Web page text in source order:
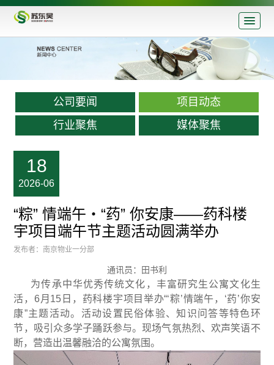
公司要闻
项目动态
行业聚焦
媒体聚焦
18
2026-06
“粽” 情端午・“药” 你安康——药科楼
宇项目端午节主题活动圆满举办
发布者：南京物业一分部
通讯员：田书利
为传承中华优秀传统文化，丰富研究生公寓文化生
活，6月15日，药科楼宇项目举办“‘粽’情端午，‘药’你安
康”主题活动。活动设置民俗体验、知识问答等特色环
节，吸引众多学子踊跃参与。现场气氛热烈、欢声笑语不
断，营造出温馨融洽的公寓氛围。